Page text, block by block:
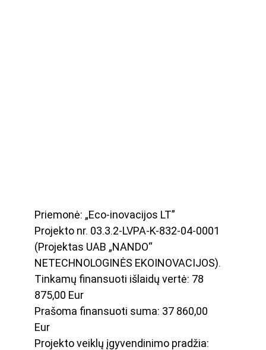
Priemonė: „Eco-inovacijos LT”
Projekto nr. 03.3.2-LVPA-K-832-04-0001
(Projektas UAB „NANDO“
NETECHNOLOGINĖS EKOINOVACIJOS).
Tinkamų finansuoti išlaidų vertė: 78
875,00 Eur
Prašoma finansuoti suma: 37 860,00
Eur
Projekto veiklų įgyvendinimo pradžia: